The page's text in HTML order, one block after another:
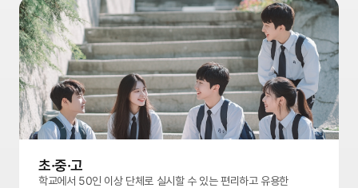
초·중·고
학교에서 50인 이상 단체로 실시할 수 있는 편리하고 유용한